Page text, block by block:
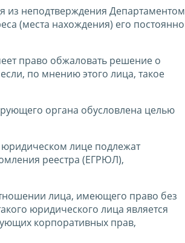
из неподтверждения Департаментом
(места нахождения) его постоянно
право обжаловать решение о
по мнению этого лица, такое
органа обусловлена целью
лице подлежат
реестра (ЕГРЮЛ),
лица, имеющего право без
юридического лица является
корпоративных прав,